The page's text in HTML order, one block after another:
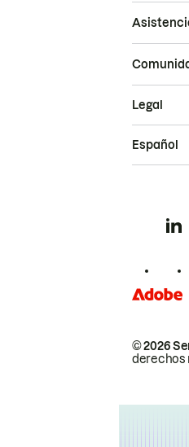
© 2026
derechos
Legal
Español